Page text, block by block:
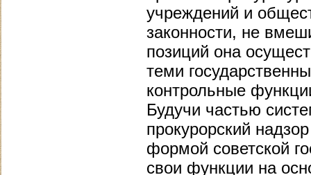
учреждений и
законности, не
позиций она
теми
контрольные
Будучи частью
прокурорский
формой советской
свои функции на